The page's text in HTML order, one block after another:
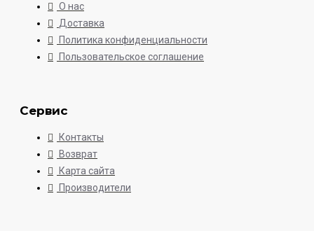
О нас
Доставка
Политика конфиденциальности
Пользовательское соглашение
Сервис
Контакты
Возврат
Карта сайта
Производители